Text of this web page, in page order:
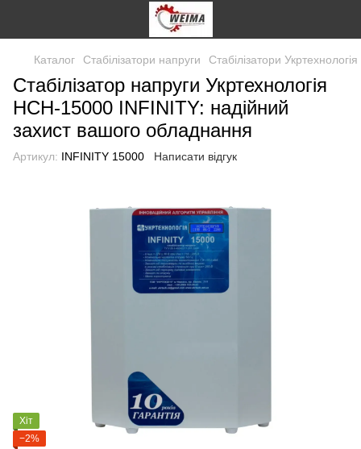
Каталог Стабілізатори напруги Стабілізатори Укртехнологія
Стабілізатор напруги Укртехнологія
НСН-15000 INFINITY: надійний
захист вашого обладнання
Артикул: INFINITY 15000 Написати відгук
Хіт
−2%